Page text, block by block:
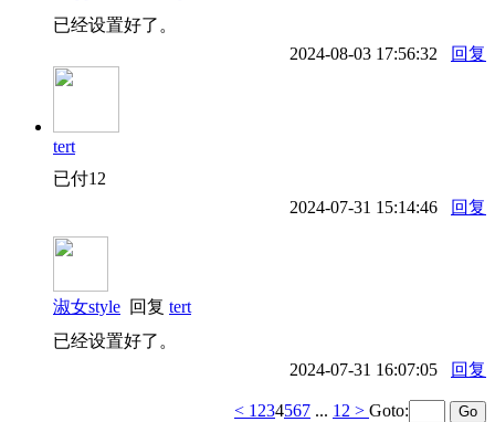
已经设置好了。
2024-08-03 17:56:32
回复
tert
已付12
2024-07-31 15:14:46
回复
淑女style 回复 tert
已经设置好了。
2024-07-31 16:07:05
回复
< 1 234567 ... 12 > Goto: